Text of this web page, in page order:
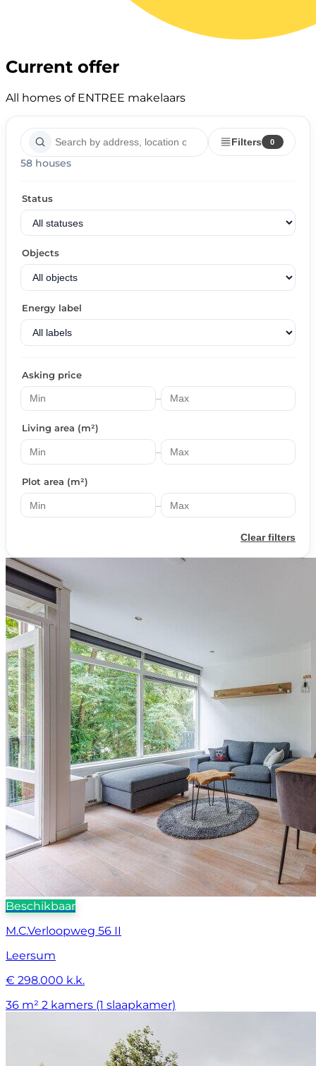
Current offer
All homes of ENTREE makelaars
Filters 0
58 houses
Status
Objects
Energy label
Asking price
–
Living area (m²)
–
Plot area (m²)
–
Clear filters
Beschikbaar
M.C.Verloopweg 56 II
Leersum
€ 298.000 k.k.
36 m² 2 kamers (1 slaapkamer)